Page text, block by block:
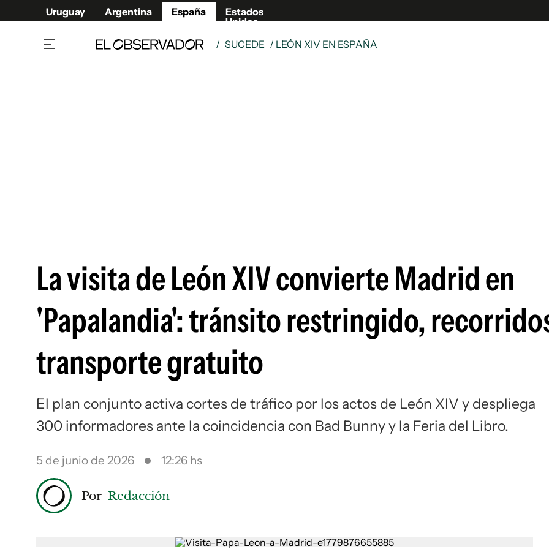
Uruguay Argentina España
Estados
Unidos
/ SUCEDE / LEÓN XIV EN ESPAÑA
La visita de León XIV convierte Madrid en
'Papalandia': tránsito restringido,
transporte gratuito
El plan conjunto activa cortes de tráfico por los actos de León XIV y despliega
300 informadores ante la coincidencia con Bad Bunny y la Feria del Libro.
5 de junio de 2026 12:26 hs
Por Redacción